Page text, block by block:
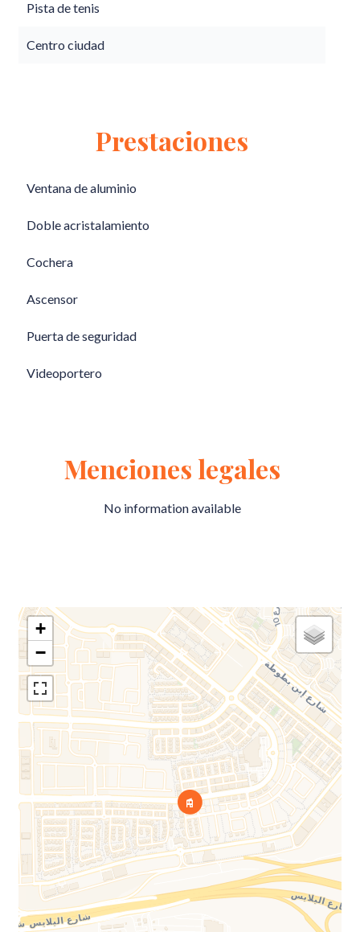
Pista de tenis
Centro ciudad
Prestaciones
Ventana de aluminio
Doble acristalamiento
Cochera
Ascensor
Puerta de seguridad
Videoportero
Menciones legales
No information available
+
−